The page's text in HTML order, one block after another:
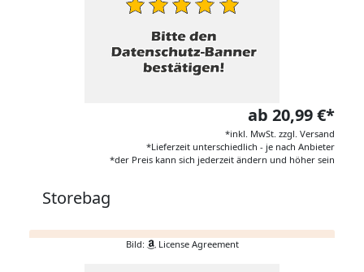
ab 20,99 €*
*inkl. MwSt. zzgl. Versand
*Lieferzeit unterschiedlich - je nach Anbieter
*der Preis kann sich jederzeit ändern und höher sein
Storebag
Bild: License Agreement